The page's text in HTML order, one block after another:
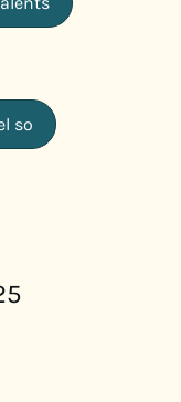
so